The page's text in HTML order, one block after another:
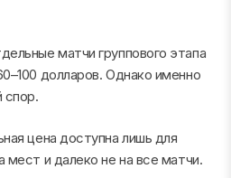
матчи группового этапа
долларов. Однако именно
спор.
цена доступна лишь для
мест и далеко не на все матчи.